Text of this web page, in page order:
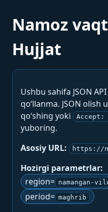
Namoz
Hujjat
Ushbu sahifa JSON
qo‘llanma. JSON olish
qo‘shing yoki
yuboring.
Asosiy URL:
https://
Hozirgi parametrlar:
region= namangan-
period= maghrib